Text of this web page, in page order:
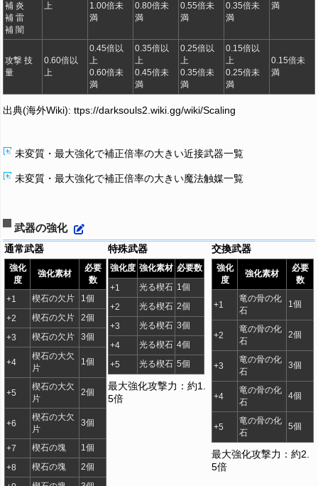
補 炎
補 雷
補 闇
上
1.00倍未
満
0.80倍未
満
0.55倍未
満
0.35倍未
満
満
攻撃 技
量
0.60倍以
上
0.45倍以
上
0.60倍未
満
0.35倍以
上
0.45倍未
満
0.25倍以
上
0.35倍未
満
0.15倍以
上
0.25倍未
満
0.15倍未
満
出典(海外Wiki): ttps://darksouls2.wiki.gg/wiki/Scaling
未変質・最大強化で補正倍率の大きい近接武器一覧
未変質・最大強化で補正倍率の大きい魔法触媒一覧
武器の強化
通常武器
強化
度
強化素材
必要
数
+1
楔石の欠片
1個
+2
楔石の欠片
2個
+3
楔石の欠片 3個
+4
楔石の大欠
片
1個
+5
楔石の大欠
片
2個
+6
楔石の大欠
片
3個
+7 楔石の塊
1個
+8
楔石の塊
2個
特殊武器
強化度 強化素材 必要数
+1
光る楔石 1個
+2
光る楔石 2個
+3
光る楔石 3個
+4
光る楔石 4個
+5
光る楔石 5個
最大強化攻撃力：約1.
5倍
交換武器
強化
度
強化素材
必要
数
+1
竜の骨の化
石
1個
+2
竜の骨の化
石
2個
+3
竜の骨の化
石
3個
+4
竜の骨の化
石
4個
+5
竜の骨の化
石
5個
最大強化攻撃力：約2.
5倍